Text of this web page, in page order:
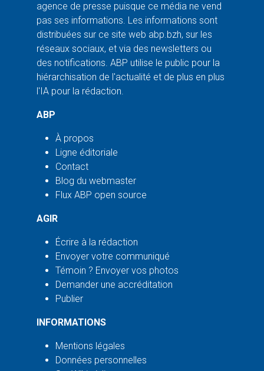
agence de presse puisque ce média ne vend
pas ses informations. Les informations sont
distribuées sur ce site web abp.bzh, sur les
réseaux sociaux, et via des newsletters ou
des notifications. ABP utilise le public pour la
hiérarchisation de l'actualité et de plus en plus
l'IA pour la rédaction.
ABP
À propos
Ligne éditoriale
Contact
Blog du webmaster
Flux ABP open source
AGIR
Écrire à la rédaction
Envoyer votre communiqué
Témoin ? Envoyer vos photos
Demander une accréditation
Publier
INFORMATIONS
Mentions légales
Données personnelles